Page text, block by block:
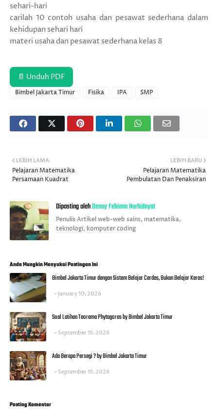
sehari-hari
carilah 10 contoh usaha dan pesawat sederhana dalam
kehidupan sehari hari
materi usaha dan pesawat sederhana kelas 8
📄 Unduh PDF
Bimbel Jakarta Timur Fisika IPA SMP
LEBIH BARU
Pelajaran Matematika
Pembulatan Dan Penaksiran
LEBIH LAMA
Pelajaran Matematika
Persamaan Kuadrat
Diposting olehDenny Febiana Nurhidayat
Penulis Artikel web-web sains, matematika,
teknologi, komputer coding
Anda Mungkin Menyukai Postingan Ini
Bimbel Jakarta Timur dengan Sistem Belajar Cerdas, Bukan Belajar Keras!
January 10, 2026
Soal Latihan Teorema Phytagoras by Bimbel Jakarta Timur
September 15, 2024
Ada Berapa Persegi ? by Bimbel Jakarta Timur
September 15, 2024
Posting Komentar